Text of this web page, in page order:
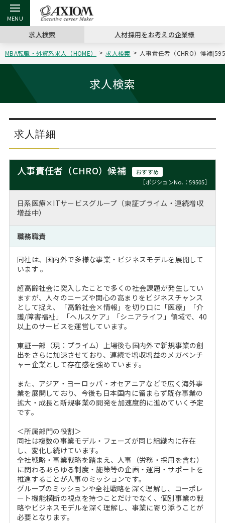
戻る
アクシアムの特長
戻る
コンサ
サービス案内
戻る
キャリ
コンサルタントの紹介
戻る
キャリア支援 TOP
キャリアデザイン講座
（最新求人市場動向）
戻る
MBAの
おわり
ステージ別アドバイス
MBAの転職事例
MBAからのFAQ
MBA留学生数の推移
戻る
日本か
インターン受入企業一覧
MBAを生かす求人特集
年齢と年収の相関図
戻る
転職ツール TOP
英文レジュメの書き方
戻る
パワー
職務経歴書の書き方
外資系／面接攻略のコツ
戻る
転職コラム TOP
“展”職相談室
転職市場の明日をよめ
キャリアに効く一冊
注目企業インタビュー
戻る
イベント・セミナー TOP
ジョブフェア
キャリアデザインセミナー
プロ経営者の特別セミナー
Career Talk Live
MBA NETWORKING
戻る
会社概要 TOP
沿革
主なクライアント
パブリシティ
ニュースリリース
求人検索 人材採用をお考えの企業様
MBA転職・外資系求人（HOME） 求人検索 人事責任者（CHRO）候補
求人検索
求人詳細
人事責任者（CHRO）候補
おすすめ
［ポジションNo.：59505］
日系医療×ITサービスグループ（東証プライム・連続増収
増益中）
職務職責
同社は、国内外で多様な事業・ビジネスモデルを展開して
います 。
超高齢社会に突入したことで多くの社会課題が発生してい
ますが、人々のニーズや関心の高まりをビジネスチャンス
として捉え、「高齢社会×情報」を切り口に「医療」「介
護/障害福祉」「ヘルスケア」「シニアライフ」領域で、40
以上のサービスを運営しています。
東証一部（現：プライム）上場後も国内外で新規事業の創
出をさらに加速させており、連続で増収増益のメガベンチ
ャー企業として存在感を強めています。
また、アジア・ヨーロッパ・オセアニアなどで広く海外事
業を展開しており、今後も日本国内に留まらず既存事業の
拡大・成長と新規事業の開発を加速度的に進めていく予定
です。
＜所属部門の役割＞
同社は複数の事業モデル・フェーズが同じ組織内に存在
し、変化し続けています。
全社戦略・事業戦略を踏まえ、人事（労務・採用を含む）
に関わるあらゆる制度・施策等の企画・運用・サポートを
推進することが人事のミッションです。
グループのミッションや全社戦略を深く理解し、コーポレ
ート機能横断の視点を持つことだけでなく、個別事業の戦
略やビジネスモデルを深く理解し、事業に寄り添うことが
必要となります。